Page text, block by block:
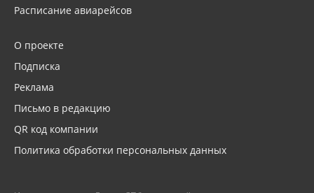
Расписание авиарейсов
О проекте
Подписка
Реклама
Письмо в редакцию
QR код компании
Политика обработки персональных данных